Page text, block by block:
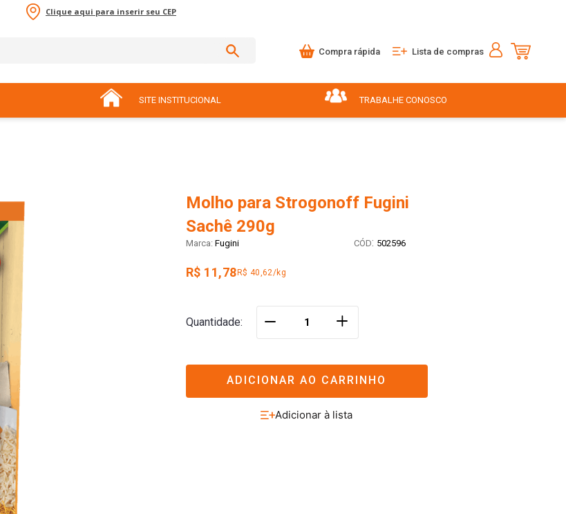
Clique aqui para inserir seu CEP
Compra rápida Lista de compras
SITE INSTITUCIONAL TRABALHE CONOSCO
Molho para Strogonoff Fugini
Sachê 290g
Fugini : 502596
R$ 11,78R$ 40,62/kg
Quantidade ＋
ADICIONAR AO CARRINHO